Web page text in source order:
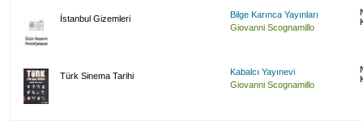
İstanbul Gizemleri
Bilge Karınca Yayınları
Giovanni Scognamillo
Türk Sinema Tarihi
Kabalcı Yayınevi
Giovanni Scognamillo